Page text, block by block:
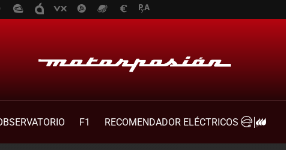
F1 RECOMENDADOR ELÉCTRICOS